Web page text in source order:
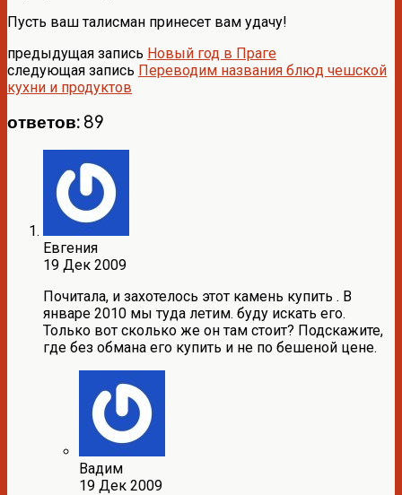
Пусть ваш талисман принесет вам удачу!
предыдущая запись Новый год в Праге
следующая запись Переводим названия блюд чешской
кухни и продуктов
ответов: 89
Евгения
19 Дек 2009
Почитала, и захотелось этот камень купить . В
январе 2010 мы туда летим. буду искать его.
Только вот сколько же он там стоит? Подскажите,
где без обмана его купить и не по бешеной цене.
Вадим
19 Дек 2009